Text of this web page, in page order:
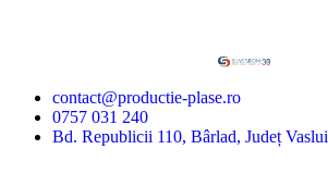
contact@productie-plase.ro
0757 031 240
Bd. Republicii 110, Bârlad, Județ Vaslui